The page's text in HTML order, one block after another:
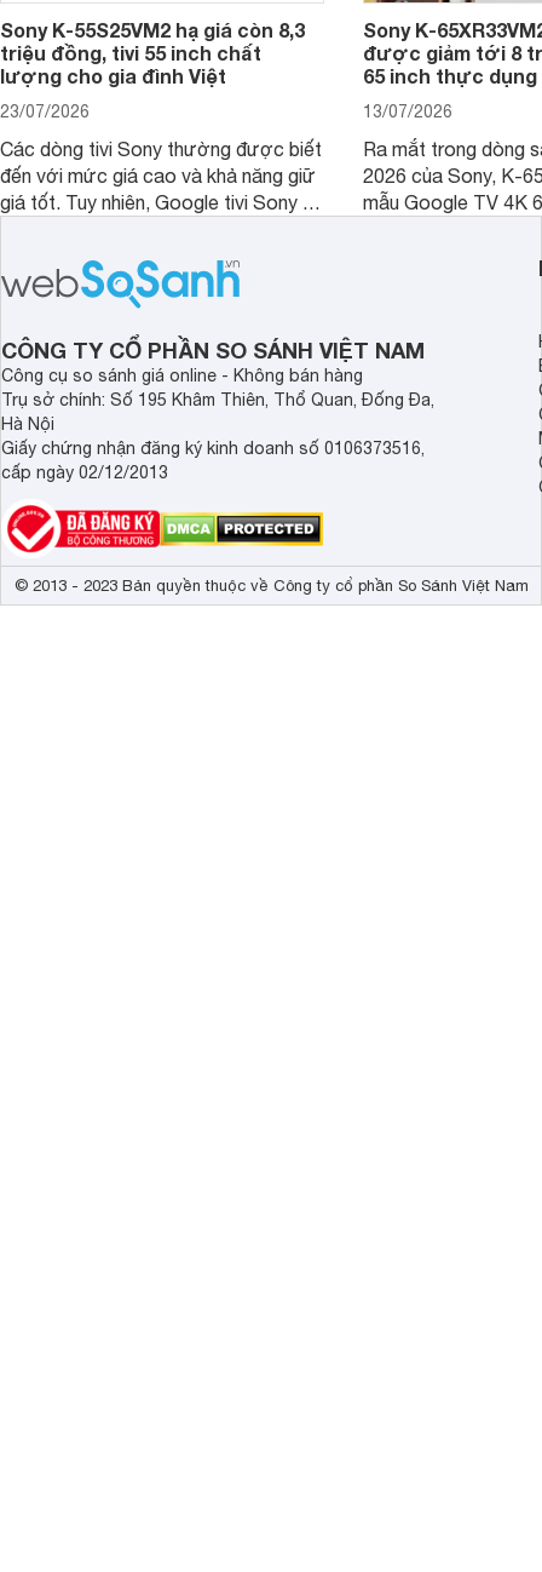
Sony K-55S25VM2 hạ giá còn 8,3
triệu đồng, tivi 55 inch chất
lượng cho gia đình Việt
23/07/2026
Các dòng tivi Sony thường được biết
đến với mức giá cao và khả năng giữ
giá tốt. Tuy nhiên, Google tivi Sony 55
hợp đáng chú ý khi có mức giá dễ
tiếp cận hơn dù mới ra mắt trong năm
Sony K-
được giảm tới 8
65 inch thực
13/07/2026
Ra mắt trong dòng
2026 của Sony, K-
mẫu Google TV 4K
tảng Google TV
nghệ hỗ trợ nâng
CÔNG TY CỔ PHẦN SO SÁNH VIỆT NAM
Công cụ so sánh giá online - Không bán hàng
Trụ sở chính: Số 195 Khâm Thiên, Thổ Quan, Đống Đa,
Hà Nội
Giấy chứng nhận đăng ký kinh doanh số 0106373516,
cấp ngày 02/12/2013
© 2013 - 2023 Bản quyền thuộc về Công ty cổ phần So Sánh Việt Nam